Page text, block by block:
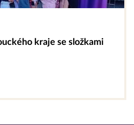
kraje se složkami